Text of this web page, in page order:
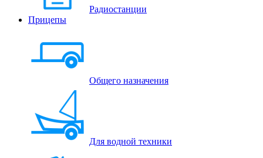
Радиостанции
Прицепы
Общего назначения
Для водной техники